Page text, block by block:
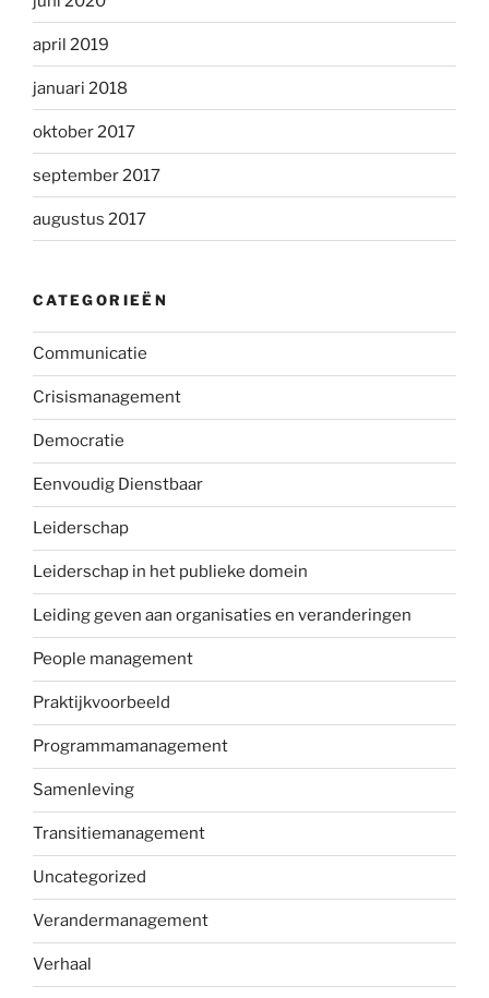
april 2019
januari 2018
oktober 2017
september 2017
augustus 2017
CATEGORIEËN
Communicatie
Crisismanagement
Democratie
Eenvoudig Dienstbaar
Leiderschap
Leiderschap in het publieke domein
Leiding geven aan organisaties en veranderingen
People management
Praktijkvoorbeeld
Programmamanagement
Samenleving
Transitiemanagement
Uncategorized
Verandermanagement
Verhaal